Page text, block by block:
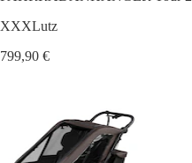
XXXLutz
799,90 €